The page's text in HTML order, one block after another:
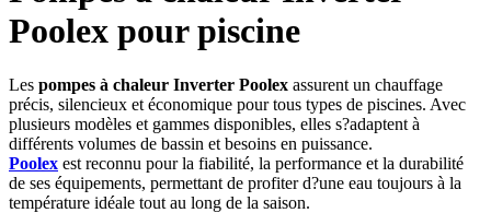
Poolex pour piscine
Les pompes à chaleur Inverter Poolex assurent un chauffage
précis, silencieux et économique pour tous types de piscines. Avec
plusieurs modèles et gammes disponibles, elles s?adaptent à
différents volumes de bassin et besoins en puissance.
Poolex est reconnu pour la fiabilité, la performance et la durabilité
de ses équipements, permettant de profiter d?une eau toujours à la
température idéale tout au long de la saison.